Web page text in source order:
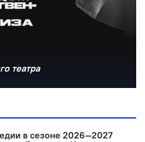
театра
в сезоне 2026—2027